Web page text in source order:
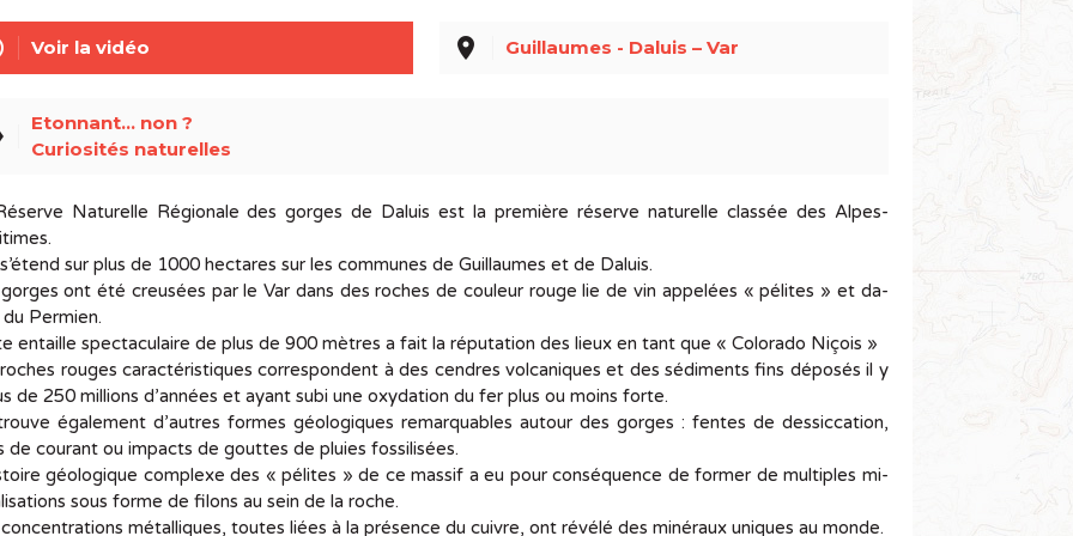
Voir la vidéo place Guillaumes - Daluis – Var
Etonnant... non ?
Curiosités naturelles
Naturelle Régionale des gorges de Daluis est la première réserve naturelle classée des Alpes-
sur plus de 1000 hectares sur les communes de Guillaumes et de Daluis.
ont été creu­sées par le Var dans des roches de cou­leur rouge lie de vin ap­pe­lées « pé­lites » et da­
Per­mien.
en­taille spec­ta­cu­laire de plus de 900 mètres a fait la ré­pu­ta­tion des lieux en tant que « Co­lo­rado Ni­çois »
rouges ca­rac­té­ris­tiques cor­res­pondent à des cendres vol­ca­niques et des sé­di­ments fins dé­po­sés il y
de 250 mil­lions d’an­nées et ayant subi une oxy­da­tion du fer plus ou moins forte.
éga­le­ment d’autres formes géo­lo­giques re­mar­quables au­tour des gorges : fentes de des­sic­ca­tion,
de cou­rant ou im­pacts de gouttes de pluies fos­si­li­sées.
géo­lo­gique com­plexe des « pé­lites » de ce mas­sif a eu pour consé­quence de for­mer de mul­tiples mi­
sous forme de fi­lons au sein de la roche.
mé­tal­liques, toutes liées à la pré­sence du cuivre, ont ré­vélé des mi­né­raux uniques au monde.